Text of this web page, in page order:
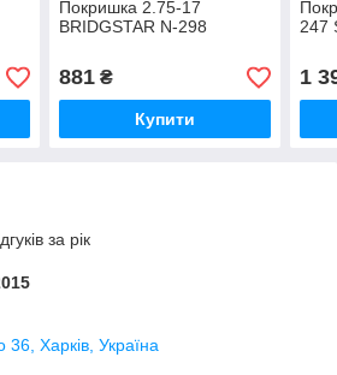
Покришка 2.75-17
BRIDGSTAR N-298
881₴
Купити
247
1
за рік
36, Харків, Україна